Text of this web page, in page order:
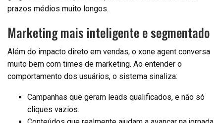
prazos médios muito longos.
Marketing mais inteligente e segmentado
Além do impacto direto em vendas, o xone agent conversa
muito bem com times de marketing. Ao entender o
comportamento dos usuários, o sistema sinaliza:
Campanhas que geram leads qualificados, e não só
cliques vazios.